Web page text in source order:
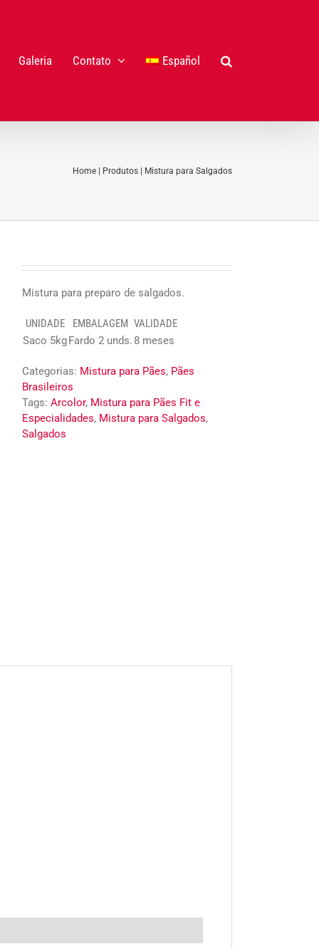
Galeria Contato Español
Home Produtos Mistura para Salgados
Mistura para preparo de salgados.
UNIDADE EMBALAGEM VALIDADE
Saco 5kgFardo 2 unds. 8 meses
Categorias: Mistura para Pães, Pães
Brasileiros
Tags: Arcolor, Mistura para Pães Fit e
Especialidades, Mistura para Salgados,
Salgados